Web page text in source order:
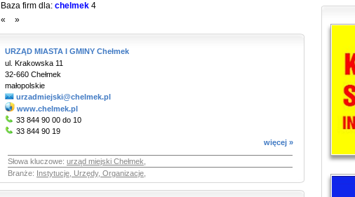
Baza firm dla: chelmek 4
«
»
URZĄD MIASTA I GMINY Chełmek
ul. Krakowska 11
32-660 Chełmek
małopolskie
urzadmiejski@chelmek.pl
www.chelmek.pl
33 844 90 00 do 10
33 844 90 19
więcej »
Słowa kluczowe: urząd miejski Chełmek
Branże: Instytucje, Urzędy, Organizacje